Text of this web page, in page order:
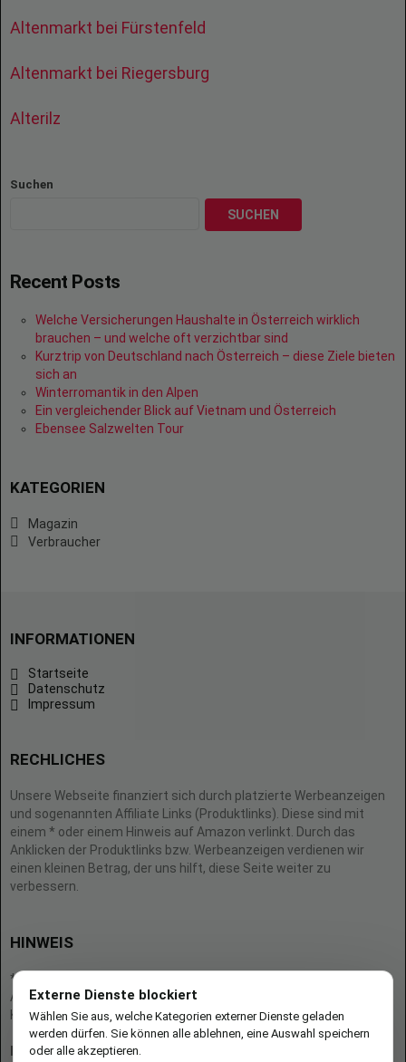
Altenmarkt bei Fürstenfeld
Altenmarkt bei Riegersburg
Alterilz
Suchen
SUCHEN
Recent Posts
Welche Versicherungen Haushalte in Österreich wirklich
brauchen – und welche oft verzichtbar sind
Kurztrip von Deutschland nach Österreich – diese Ziele bieten
sich an
Winterromantik in den Alpen
Ein vergleichender Blick auf Vietnam und Österreich
Ebensee Salzwelten Tour
KATEGORIEN
Magazin
Verbraucher
INFORMATIONEN
Startseite
Datenschutz
Impressum
RECHLICHES
Unsere Webseite finanziert sich durch platzierte Werbeanzeigen
und sogenannten Affiliate Links (Produktlinks). Diese sind mit
einem * oder einem Hinweis auf Amazon verlinkt. Durch das
Anklicken der Produktlinks bzw. Werbeanzeigen verdienen wir
einen kleinen Betrag, der uns hilft, diese Seite weiter zu
verbessern.
HINWEIS
* = Afilliate-Link (=Werbung)
Als Amazon-Partner verdient der Seitenbetreiber an qualifizierten
Käufen.
Hinweis zu Preisen und Verfügbarkeiten
Externe Dienste blockiert
Wählen Sie aus, welche Kategorien externer Dienste geladen
werden dürfen. Sie können alle ablehnen, eine Auswahl speichern
oder alle akzeptieren.